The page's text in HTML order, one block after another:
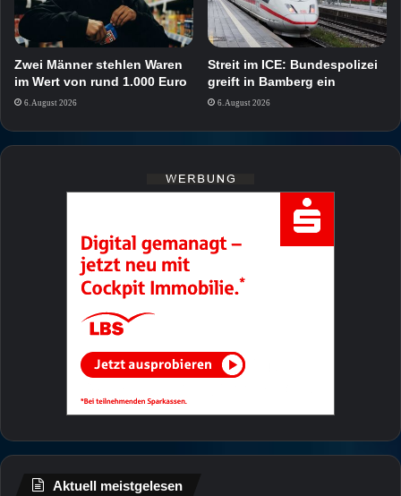
Zwei Männer stehlen Waren
im Wert von rund 1.000 Euro
6. August 2026
Streit im ICE: Bundespolizei
greift in Bamberg ein
6. August 2026
Aktuell meistgelesen